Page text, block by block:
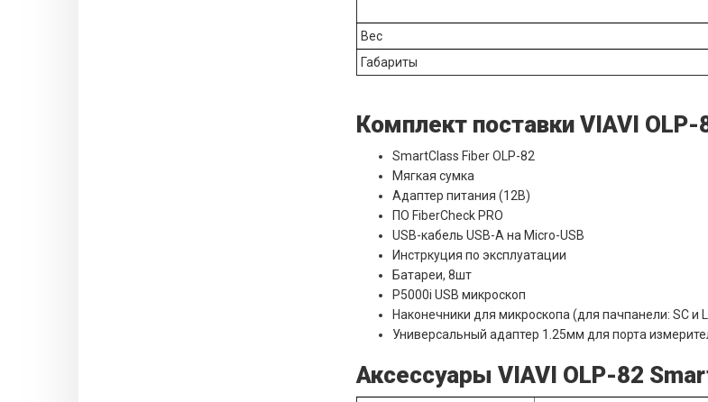
Вес
Габариты
Комплект поставки VIAVI
SmartClass Fiber OLP-82
Мягкая сумка
Адаптер питания (12В)
ПО FiberCheck PRO
USB-кабель USB-A на Micro-USB
Инстркуция по эксплуатации
Батареи, 8шт
P5000i USB микроскоп
Наконечники для микроскопа (для пачпанели: SC
Универсальный адаптер 1.25мм для порта
Аксессуары VIAVI OLP-82